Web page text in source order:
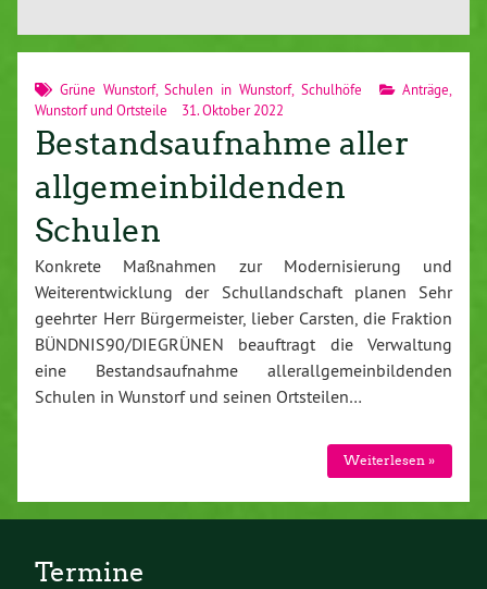
Grüne Wunstorf,Schulen in Wunstorf, Schulhöfe Anträge,
Wunstorf und Ortsteile
31. Oktober 2022
Bestandsaufnahme aller
allgemeinbildenden
Schulen
Konkrete Maßnahmen zur Modernisierung und
Weiterentwicklung der Schullandschaft planen Sehr
geehrter Herr Bürgermeister, lieber Carsten, die Fraktion
BÜNDNIS90/DIEGRÜNEN beauftragt die Verwaltung
eine Bestandsaufnahme allerallgemeinbildenden
Schulen in Wunstorf und seinen Ortsteilen…
Weiterlesen »
Termine